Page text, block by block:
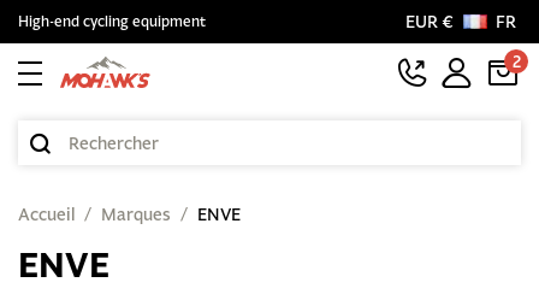
High-end cycling equipment EUR €
FR
2
Accueil Marques ENVE
ENVE